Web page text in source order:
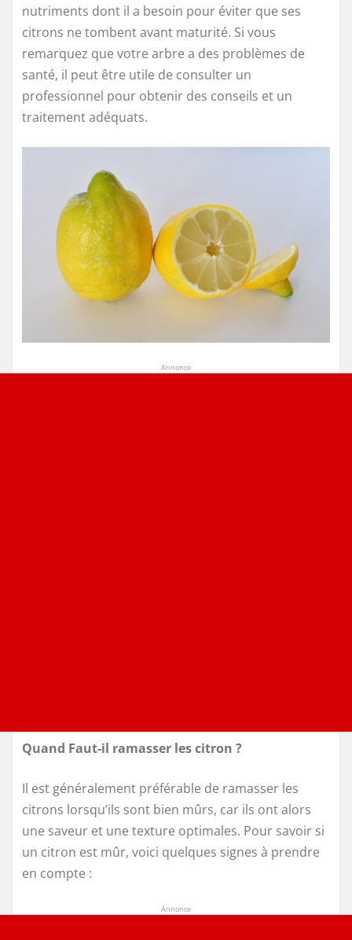
nutriments dont il a besoin pour éviter que ses
citrons ne tombent avant maturité. Si vous
remarquez que votre arbre a des problèmes de
santé, il peut être utile de consulter un
professionnel pour obtenir des conseils et un
traitement adéquats.
Annonce
Quand Faut-il ramasser les citron ?
Il est généralement préférable de ramasser les
citrons lorsqu’ils sont bien mûrs, car ils ont alors
une saveur et une texture optimales. Pour savoir si
un citron est mûr, voici quelques signes à prendre
en compte :
Annonce